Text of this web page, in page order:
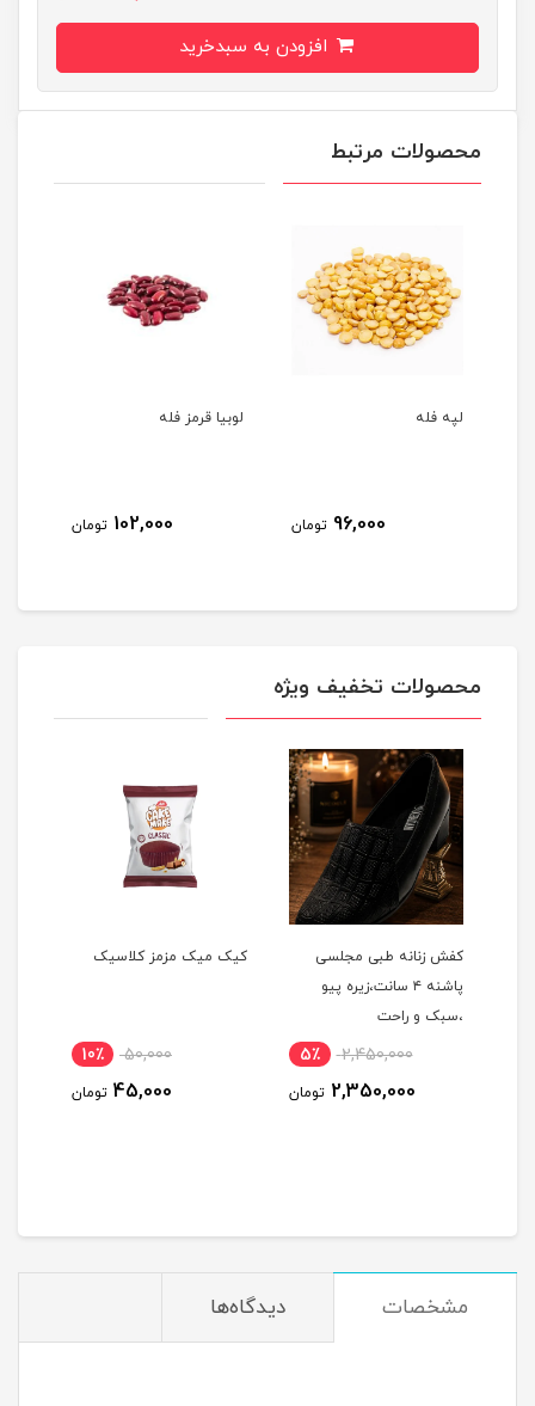
محصولات مرتبط
لپه فله
96,000 تومان
لوبیا قرمز فله
102,000 تومان
محصولات تخفیف ویژه
کفش زنانه طبی مجلسی
پاشنه ۴ سانت،زیره پیو
،سبک و راحت
2,450,000 5٪
2,350,000 تومان
کیک میک مزمز کلاسیک
50,000 10٪
45,000 تومان
مشخصات دیدگاه‌ها